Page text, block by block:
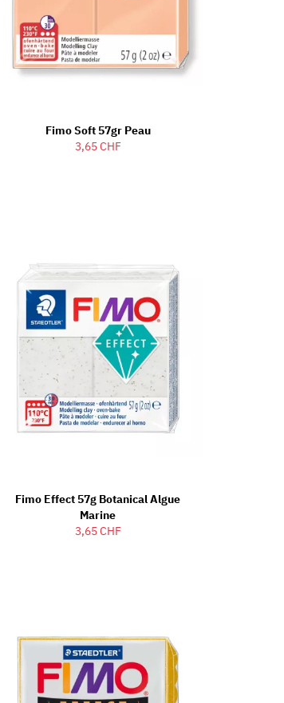
Fimo Soft 57gr Peau
3,65 CHF
Fimo Effect 57g Botanical Algue
Marine
3,65 CHF